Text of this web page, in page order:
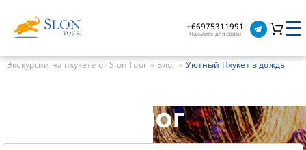
+66975311991
Нажмите для связи
Экскурсии на пхукете от Slon Tour Блог Уютный Пхукет в дождь
Блог